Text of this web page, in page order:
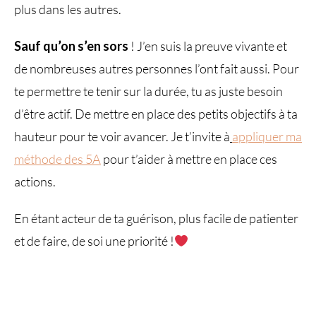
plus dans les autres.
Sauf qu’on s’en sors ! J’en suis la preuve vivante et
de nombreuses autres personnes l’ont fait aussi. Pour
te permettre te tenir sur la durée, tu as juste besoin
d’être actif. De mettre en place des petits objectifs à ta
hauteur pour te voir avancer. Je t’invite à appliquer ma
méthode des 5A pour t’aider à mettre en place ces
actions.
En étant acteur de ta guérison, plus facile de patienter
et de faire, de soi une priorité !